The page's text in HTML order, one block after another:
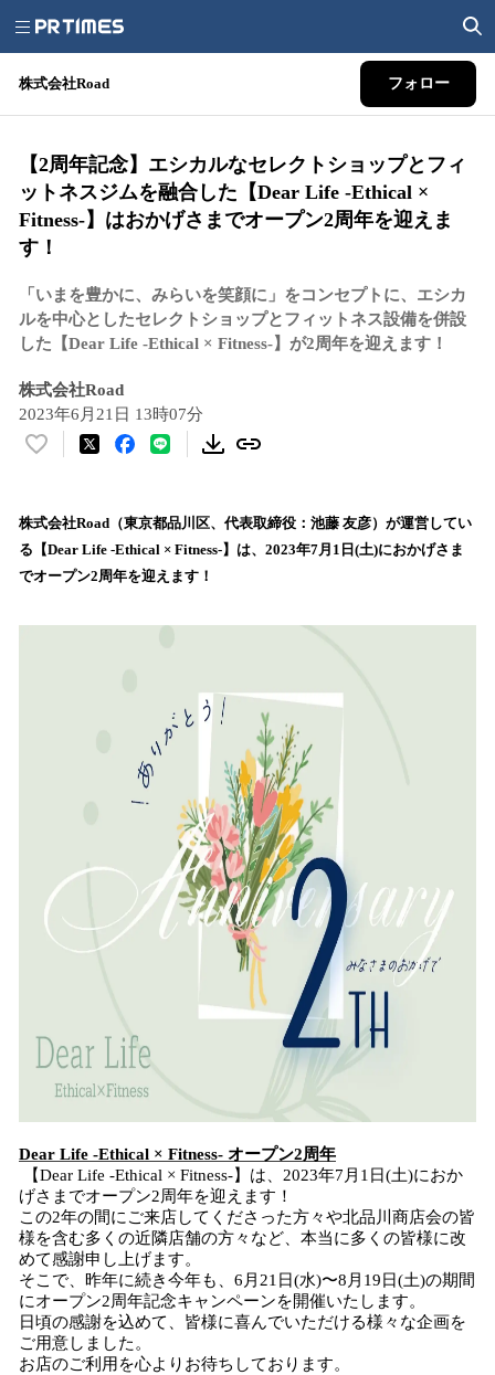
株式会社Road フォロー
【2周年記念】エシカルなセレクトショップとフィ
ットネスジムを融合した【Dear Life -Ethical ×
Fitness-】はおかげさまでオープン2周年を迎えま
す！
「いまを豊かに、みらいを笑顔に」をコンセプトに、エシカ
ルを中心としたセレクトショップとフィットネス設備を併設
した【Dear Life -Ethical × Fitness-】が2周年を迎えます！
株式会社Road
2023年6月21日 13時07分
い
！
数
を
株式会社Road（東京都品川区、代表取締役：池藤 友彦）が運営してい
る【Dear Life -Ethical × Fitness-】は、2023年7月1日(土)におかげさま
でオープン2周年を迎えます！
Dear Life -Ethical × Fitness- オープン2周年
【Dear Life -Ethical × Fitness-】は、2023年7月1日(土)におか
げさまでオープン2周年を迎えます！
この2年の間にご来店してくださった方々や北品川商店会の皆
様を含む多くの近隣店舗の方々など、本当に多くの皆様に改
めて感謝申し上げます。
そこで、昨年に続き今年も、6月21日(水)〜8月19日(土)の期間
にオープン2周年記念キャンペーンを開催いたします。
日頃の感謝を込めて、皆様に喜んでいただける様々な企画を
ご用意しました。
お店のご利用を心よりお待ちしております。